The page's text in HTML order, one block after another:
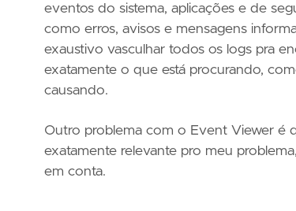
eventos do sistema, aplicações e de
como erros, avisos e mensagens
exaustivo vasculhar todos os logs pra
exatamente o que está procurando,
causando.
Outro problema com o Event Viewer é
exatamente relevante pro meu
em conta.